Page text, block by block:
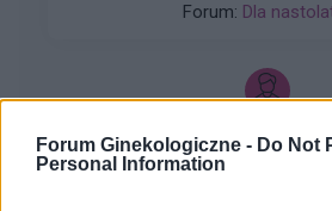
Forum Ginekologiczne - Do Not
Personal Information
do odbytu. Ból jest dosyć
około 2 miesięcy. Co w takiej
pomóc. ?
Forum: Dla
mariusz13